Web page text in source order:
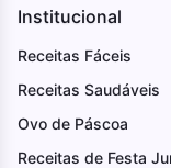
Institucional
Receitas Fáceis
Receitas Saudáveis
Ovo de Páscoa
Receitas de Festa